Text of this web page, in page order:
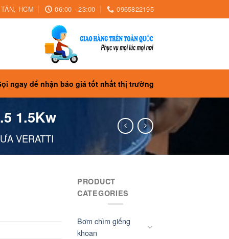
HCM 06:00 - 23:00 0965822195
ngay để nhận báo giá tốt nhất thị trường
1.5Kw
VERATTI
PRODUCT
CATEGORIES
Bơm chìm giếng
khoan